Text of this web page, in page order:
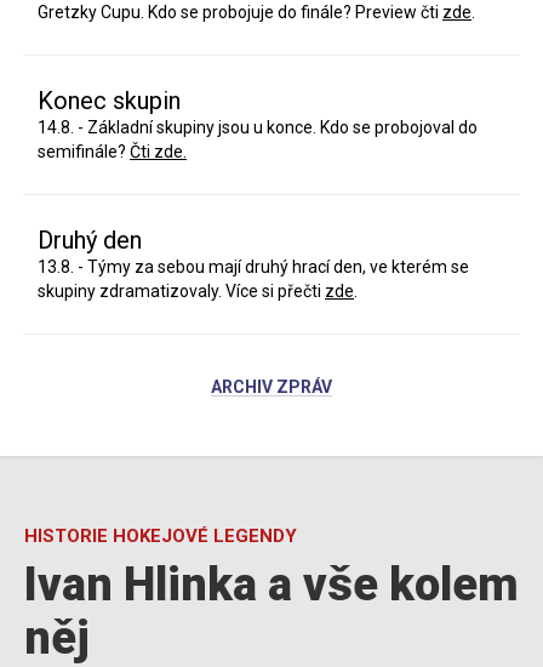
Gretzky Cupu. Kdo se probojuje do finále? Preview čti zde.
Konec skupin
14.8. - Základní skupiny jsou u konce. Kdo se probojoval do
semifinále? Čti zde.
Druhý den
13.8. - Týmy za sebou mají druhý hrací den, ve kterém se
skupiny zdramatizovaly. Více si přečti zde.
ARCHIV ZPRÁV
HISTORIE HOKEJOVÉ LEGENDY
Ivan Hlinka a vše kolem
něj